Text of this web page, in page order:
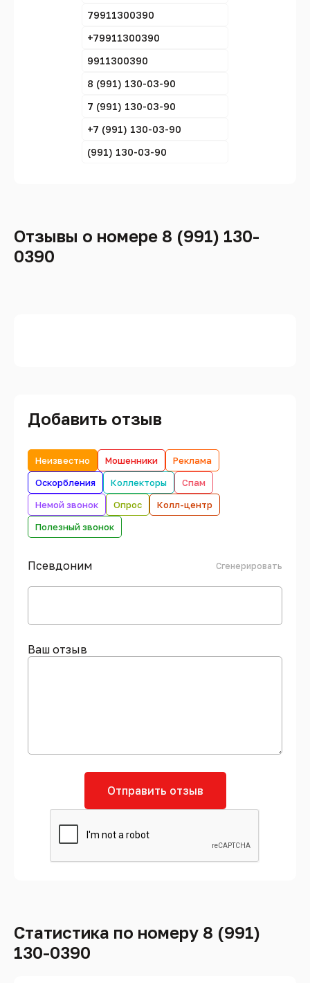
79911300390
+79911300390
9911300390
8 (991) 130-03-90
7 (991) 130-03-90
+7 (991) 130-03-90
(991) 130-03-90
Отзывы о номере 8 (991) 130-
0390
Добавить отзыв
Неизвестно Мошенники
Реклама
Оскорбления
Коллекторы
Спам
Немой звонок
Опрос
Колл-центр
Полезный звонок
Псевдоним Сгенерировать
Ваш отзыв
Отправить отзыв
Статистика по номеру 8 (991)
130-0390